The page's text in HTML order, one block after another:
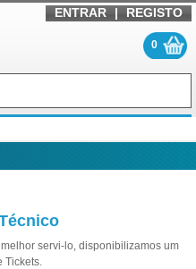
0
ENTRAR | REGISTO
melhor servi-lo, disponibilizamos um
Tickets.